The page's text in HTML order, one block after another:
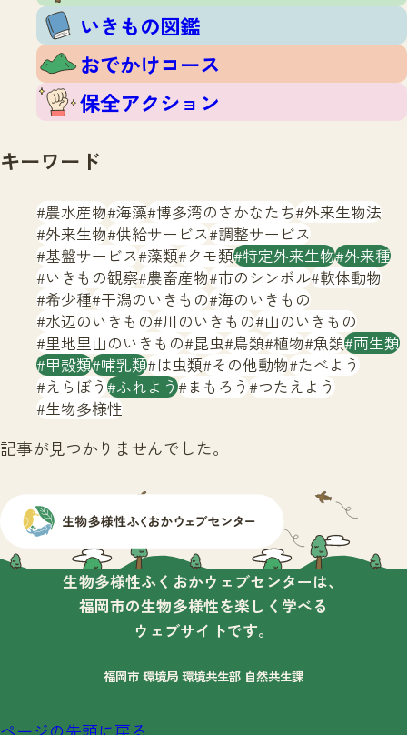
文字サイズ 小 中 大
おでかけコース
保全アクション
調査レポートTOP
調査結果
ふくおかいきものマップ
マッチング
マッチングTOP
掲載申し込みフォーム
お問合せ
生物多様性ふくおかウェブセンターとは
サイトマップ
いきもの図鑑
おでかけコース
保全アクション
キーワード
農水産物 海藻 博多湾のさかなたち 外来生物法
外来生物 供給サービス 調整サービス
基盤サービス 藻類 クモ類 特定外来生物 外来種
いきもの観察 農畜産物 市のシンボル 軟体動物
希少種 干潟のいきもの 海のいきもの
水辺のいきもの 川のいきもの 山のいきもの
里地里山のいきもの 昆虫 鳥類 植物 魚類 両生類
甲殻類 哺乳類 は虫類 その他動物 たべよう
えらぼう ふれよう まもろう つたえよう
生物多様性
記事が見つかりませんでした。
生物多様性ふくおかウェブセンターは、
福岡市の生物多様性を楽しく学べる
ウェブサイトです。
福岡市 環境局 環境共生部 自然共生課